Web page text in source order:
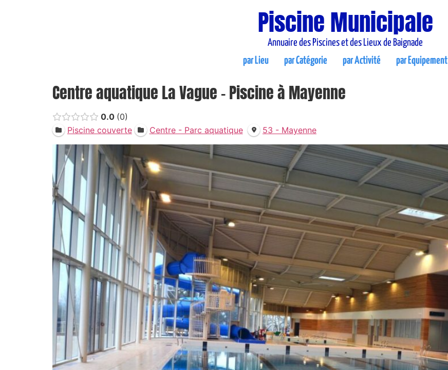
Piscine Municipale
Annuaire des Piscines et des Lieux de Baignade
par Lieu par Catégorie par Activité par Equipement
Centre aquatique La Vague - Piscine à Mayenne
0.0 0
Piscine couverte
Centre - Parc aquatique 53 - Mayenne